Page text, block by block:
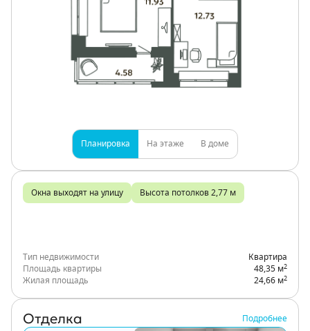
Планировка На этаже В доме
Окна выходят на улицу Высота потолков 2,77 м
Тип недвижимости
Квартира
Площадь квартиры
48,35 м2
Жилая площадь 24,66 м2
Отделка Подробнее